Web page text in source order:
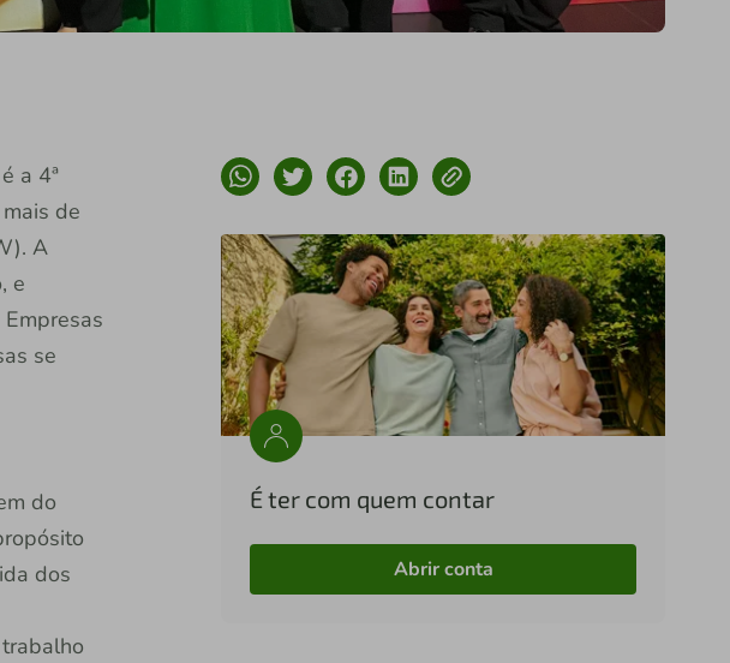
a 4ª
de
A
e
se
do
dos
É ter com quem contar
Abrir conta